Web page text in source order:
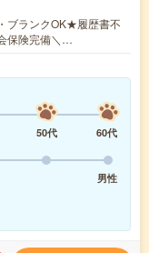
ブランクOK★履歴書不
保険完備＼…
50代
60代
男性